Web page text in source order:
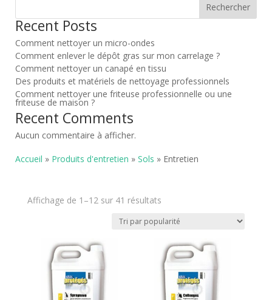
Rechercher
Recent Posts
Comment nettoyer un micro-ondes
Comment enlever le dépôt gras sur mon carrelage ?
Comment nettoyer un canapé en tissu
Des produits et matériels de nettoyage professionnels
Comment nettoyer une friteuse professionnelle ou une
friteuse de maison ?
Recent Comments
Aucun commentaire à afficher.
Accueil » Produits d'entretien » Sols » Entretien
Affichage de 1–12 sur 41 résultats
popularité